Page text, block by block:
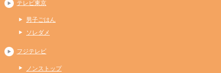
テレビ東京
男子ごはん
ソレダメ
フジテレビ
ノンストップ